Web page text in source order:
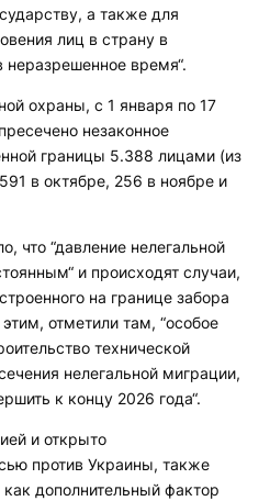
а также для
лиц в страну в
время“.
охраны, с 1 января по 17
незаконное
границы 5.388 лицами (из
в октябре, 256 в ноябре и
что “давление нелегальной
и происходят случаи,
на границе забора
отметили там, “особое
технической
нелегальной миграции,
к концу 2026 года“.
и открыто
против Украины, также
дополнительный фактор